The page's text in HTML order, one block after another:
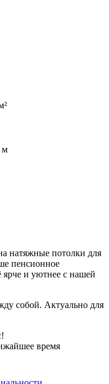
м
натяжные потолки для
пенсионное
ярче и уютнее с нашей
собой. Актуально для
время